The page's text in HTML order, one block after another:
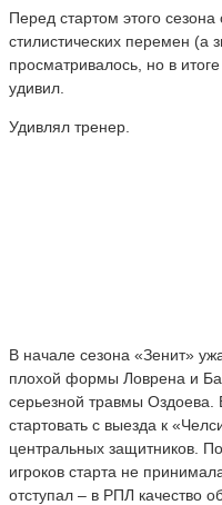
Перед стартом этого
стилистических перемен (а
просматривалось, но в
удивил.
Удивлял тренер.
В начале сезона «Зенит»
плохой формы Ловрена и
серьезной травмы
стартовать с выезда к
центральных защитников.
игроков старта не
отступал – в РПЛ качество